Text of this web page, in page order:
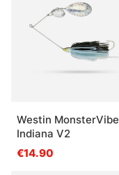
Westin MonsterVibe
Indiana V2
€14.90